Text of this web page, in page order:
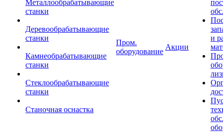
Металлообрабатывающие
станки
Деревообрабатывающие
станки
Камнеобрабатывающие
станки
Стеклообрабатывающие
станки
Станочная оснастка
Пром.
оборудование
Акции
и